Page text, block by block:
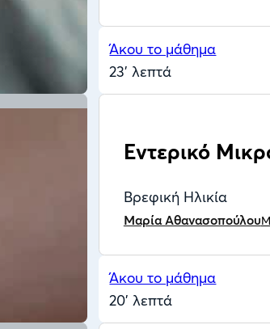
Άκου το μάθημα
23' λεπτά
Εντερικό
Βρεφική Ηλικία
Μαρία Αθανασοπούλου
Άκου το μάθημα
20' λεπτά